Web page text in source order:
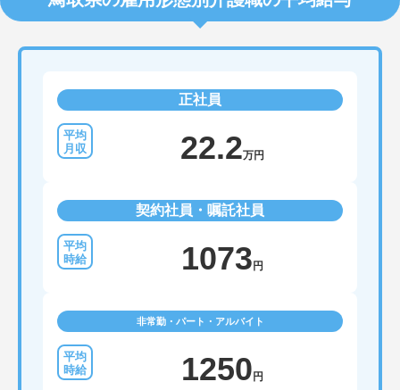
正社員
22.2万円
契約社員・嘱託社員
1073 円
非常勤・パート・アルバイト
1250 円